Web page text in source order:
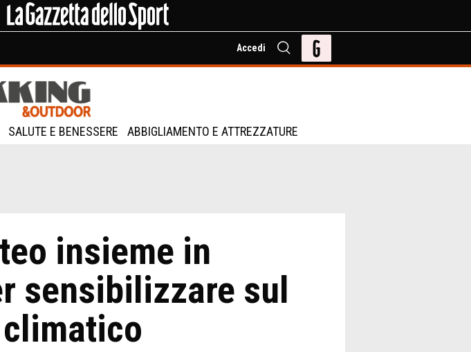
Accedi
SALUTE E BENESSERE ABBIGLIAMENTO E ATTREZZATURE
insieme in
sensibilizzare sul